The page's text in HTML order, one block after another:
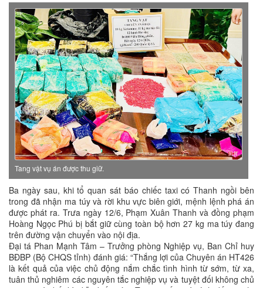
Tang vật vụ án được thu giữ.
Ba ngày sau, khi tổ quan sát báo chiếc taxi có Thanh ngồi bên
trong đã nhận ma túy và rời khu vực biên giới, mệnh lệnh phá án
được phát ra. Trưa ngày 12/6, Phạm Xuân Thanh và đồng phạm
Hoàng Ngọc Phú bị bắt giữ cùng toàn bộ hơn 27 kg ma túy đang
trên đường vận chuyển vào nội địa.
Đại tá Phan Mạnh Tâm – Trưởng phòng Nghiệp vụ, Ban Chỉ huy
BĐBP (Bộ CHQS tỉnh) đánh giá: “Thắng lợi của Chuyên án HT426
là kết quả của việc chủ động nắm chắc tình hình từ sớm, từ xa,
tuân thủ nghiêm các nguyên tắc nghiệp vụ và tuyệt đối không chủ